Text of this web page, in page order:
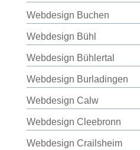
Webdesign Buchen
Webdesign Bühl
Webdesign Bühlertal
Webdesign Burladingen
Webdesign Calw
Webdesign Cleebronn
Webdesign Crailsheim